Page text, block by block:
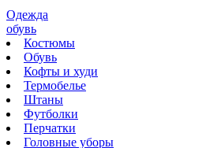
Одежда
обувь
Костюмы
Обувь
Кофты и худи
Термобелье
Штаны
Футболки
Перчатки
Головные уборы